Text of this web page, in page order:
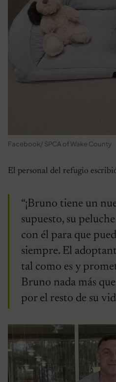
Facebook/ SPCA of Wake County
El personal del refugio
“¡Bruno tiene un
supuesto, su
con él para que
siempre. El
tal como es y
Bruno nada más
por el resto de su